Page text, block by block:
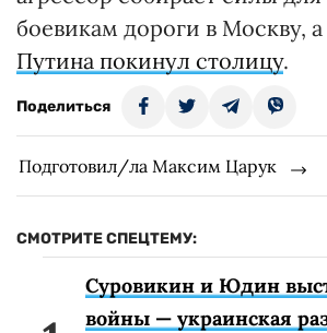
боевикам дороги в Москву, а
Путина покинул столицу.
Поделиться
Подготовил/ла Максим Царук
СМОТРИТЕ СПЕЦТЕМУ:
Суровикин и Юдин
войны — украинская